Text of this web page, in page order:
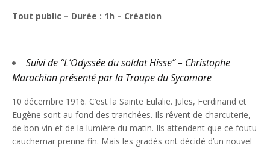
Tout public – Durée : 1h – Création
Suivi de “L’Odyssée du soldat Hisse” – Christophe
Marachian présenté par la Troupe du Sycomore
10 décembre 1916. C’est la Sainte Eulalie. Jules, Ferdinand et
Eugène sont au fond des tranchées. Ils rêvent de charcuterie,
de bon vin et de la lumière du matin. Ils attendent que ce foutu
cauchemar prenne fin. Mais les gradés ont décidé d’un nouvel